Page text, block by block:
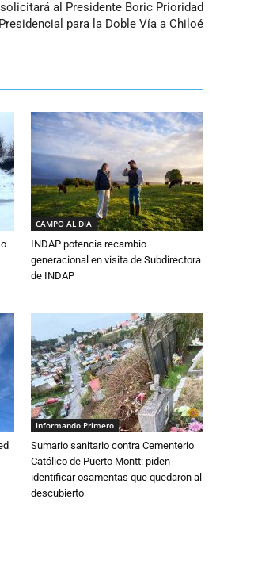
solicitará al Presidente Boric Prioridad
Presidencial para la Doble Vía a Chiloé
CAMPO AL DIA
INDAP potencia recambio
generacional en visita de Subdirectora
de INDAP
Informando Primero
Sumario sanitario contra Cementerio
Católico de Puerto Montt: piden
identificar osamentas que quedaron al
descubierto